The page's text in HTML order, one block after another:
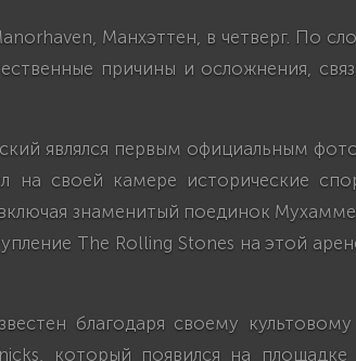
Манхэттен, в четверг. По
причины и осложнения,
являлся первым официальным
на своей камере исторические
знаменитый поединок
The Rolling Stones на этой
благодаря своему
который появился на площадке